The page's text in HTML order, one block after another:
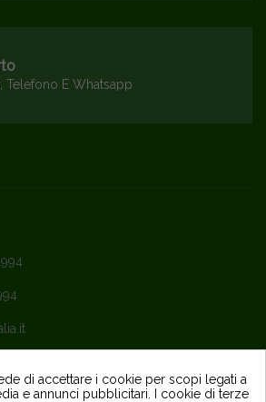
Telefono E Whatsapp
e dalle 15 alle 18
di accettare i cookie per scopi legati a
e annunci pubblicitari. I cookie di terze